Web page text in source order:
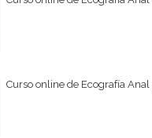
Curso online de Ecografía